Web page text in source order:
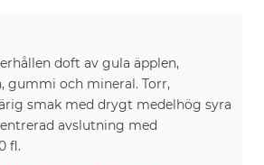
doft av gula äpplen,
gummi och mineral. Torr,
smak med drygt medelhög syra
avslutning med
fl.